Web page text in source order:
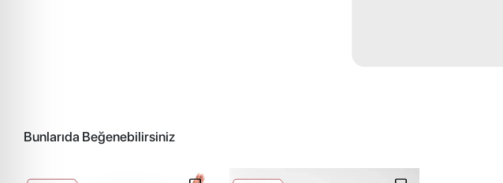
Bunlarıda Beğenebilirsiniz